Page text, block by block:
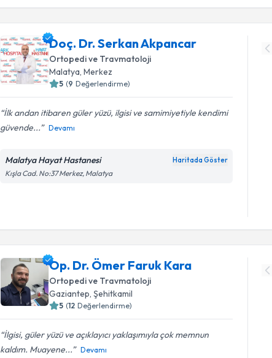
Doç. Dr. Serkan Akpancar
Ortopedi ve Travmatoloji
Malatya, Merkez
5 (9 Değerlendirme)
İlk andan itibaren güler yüzü, ilgisi ve samimiyetiyle kendimi
güvende...
Devamı
Malatya Hayat Hastanesi Haritada Göster
Kışla Cad. No:37 Merkez, Malatya
Op. Dr. Ömer Faruk Kara
Ortopedi ve Travmatoloji
Gaziantep , Şehitkamil
5 (12 Değerlendirme)
İlgisi, güler yüzü ve açıklayıcı yaklaşımıyla çok memnun
kaldım. Muayene...
Devamı